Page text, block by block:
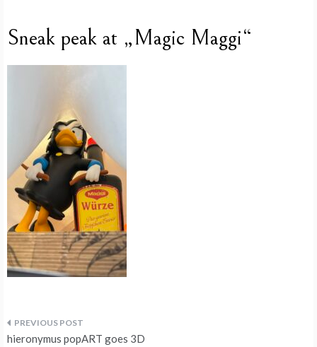
Sneak peak at „Magic Maggi“
Beitragsnavigation
hieronymus popART goes 3D